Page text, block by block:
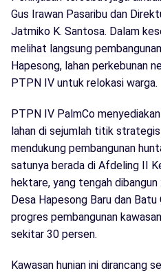
Gus Irawan Pasaribu dan
Jatmiko K. Santosa. Dalam
melihat langsung
Hapesong, lahan perkebunan
PTPN IV untuk relokasi warga.
PTPN IV PalmCo
lahan di sejumlah titik
mendukung pembangunan
satunya berada di Afdeling II
hektare, yang tengah
Desa Hapesong Baru dan Batu
progres pembangunan
sekitar 30 persen.
Kawasan hunian ini dirancang